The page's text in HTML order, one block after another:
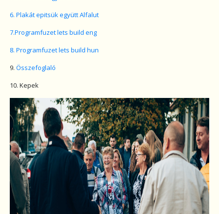
6. Plakát epitsük együtt Alfalut
7.Programfuzet lets build eng
8. Programfuzet lets build hun
9. Összefoglaló
10. Kepek